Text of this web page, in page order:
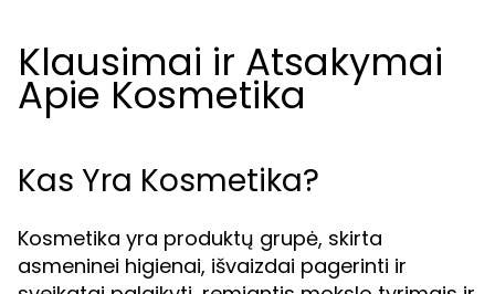
Klausimai ir Atsakymai
Apie Kosmetika
Kas Yra Kosmetika?
Kosmetika yra produktų grupė, skirta
asmeninei higienai, išvaizdai pagerinti ir